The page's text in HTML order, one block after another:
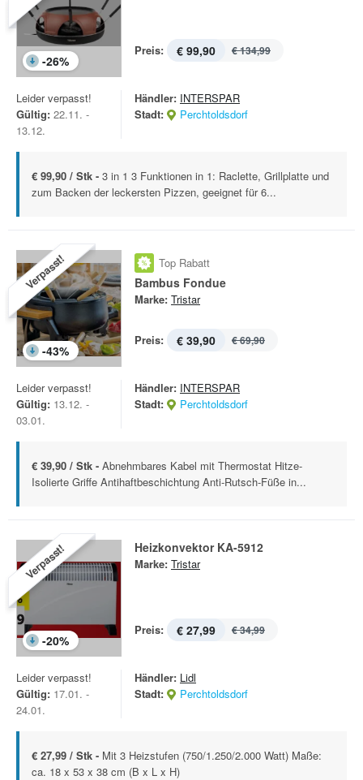
-26%
Preis: € 99,90 € 134,99
Leider verpasst!
Gültig: 22.11. -
13.12.
Händler: INTERSPAR
Stadt:
Perchtoldsdorf
€ 99,90 / Stk - 3 in 1 3 Funktionen in 1: Raclette, Grillplatte und
zum Backen der leckersten Pizzen, geeignet für 6...
Verpasst!
-43%
Top Rabatt
Bambus Fondue
Marke: Tristar
Preis: € 39,90 € 69,90
Leider verpasst!
Gültig: 13.12. -
03.01.
Händler: INTERSPAR
Stadt:
Perchtoldsdorf
€ 39,90 / Stk - Abnehmbares Kabel mit Thermostat Hitze-
Isolierte Griffe Antihaftbeschichtung Anti-Rutsch-Füße in...
Verpasst!
-20%
Heizkonvektor KA-5912
Marke: Tristar
Preis: € 27,99 € 34,99
Leider verpasst!
Gültig: 17.01. -
24.01.
Händler: Lidl
Stadt:
Perchtoldsdorf
€ 27,99 / Stk - Mit 3 Heizstufen (750/1.250/2.000 Watt) Maße:
ca. 18 x 53 x 38 cm (B x L x H)